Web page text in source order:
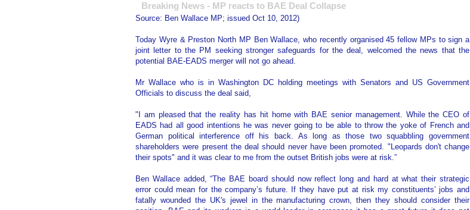
Breaking News - MP reacts to BAE Deal Collapse
Source: Ben Wallace MP; issued Oct 10, 2012)
Today Wyre & Preston North MP Ben Wallace, who recently organised 45 fellow MPs to sign a
joint letter to the PM seeking stronger safeguards for the deal, welcomed the news that the
potential BAE-EADS merger will not go ahead.
Mr Wallace who is in Washington DC holding meetings with Senators and US Government
Officials to discuss the deal said,
"I am pleased that the reality has hit home with BAE senior management. While the CEO of
EADS had all good intentions he was never going to be able to throw the yoke of French and
German political interference off his back. As long as those two squabbling government
shareholders were present the deal should never have been promoted. "Leopards don't change
their spots" and it was clear to me from the outset British jobs were at risk.”
Ben Wallace added, “The BAE board should now reflect long and hard at what their strategic
error could mean for the company’s future. If they have put at risk my constituents’ jobs and
fatally wounded the UK's jewel in the manufacturing crown, then they should consider their